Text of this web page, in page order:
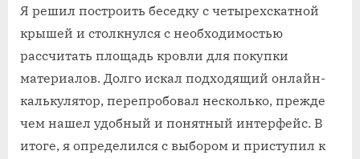
Я решил построить беседку с четырехскатной
крышей и столкнулся с необходимостью
рассчитать площадь кровли для покупки
материалов. Долго искал подходящий онлайн-
калькулятор, перепробовал несколько, прежде
чем нашел удобный и понятный интерфейс. В
итоге, я определился с выбором и приступил к